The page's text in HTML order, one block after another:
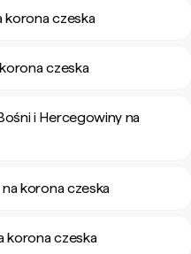
korona czeska
czeska
i Hercegowiny na
korona czeska
korona czeska